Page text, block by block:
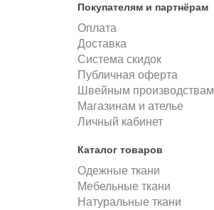
Покупателям и партнёрам
Оплата
Доставка
Система скидок
Публичная оферта
Швейным производствам
Магазинам и ателье
Личный кабинет
Каталог товаров
Одежные ткани
Мебельные ткани
Натуральные ткани